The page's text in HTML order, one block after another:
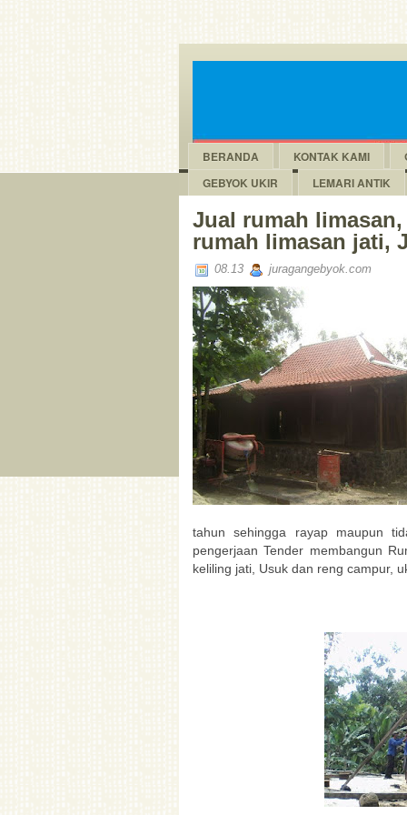
BERANDA KONTAK KAMI
GEBYOK UKIR
LEMARI ANTIK
Jual rumah
rumah limasan jati,
08.13 juragangebyok.com
tahun sehingga rayap maupun
pengerjaan Tender membangun
keliling jati, Usuk dan reng campur,